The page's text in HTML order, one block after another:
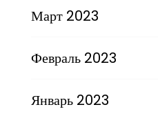
Март 2023
Февраль 2023
Январь 2023